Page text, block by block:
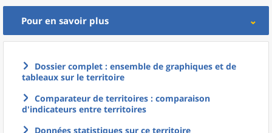
Pour en savoir plus
Dossier complet : ensemble de graphiques et de
tableaux sur le territoire
Comparateur de territoires : comparaison
d'indicateurs entre territoires
Données statistiques sur ce territoire